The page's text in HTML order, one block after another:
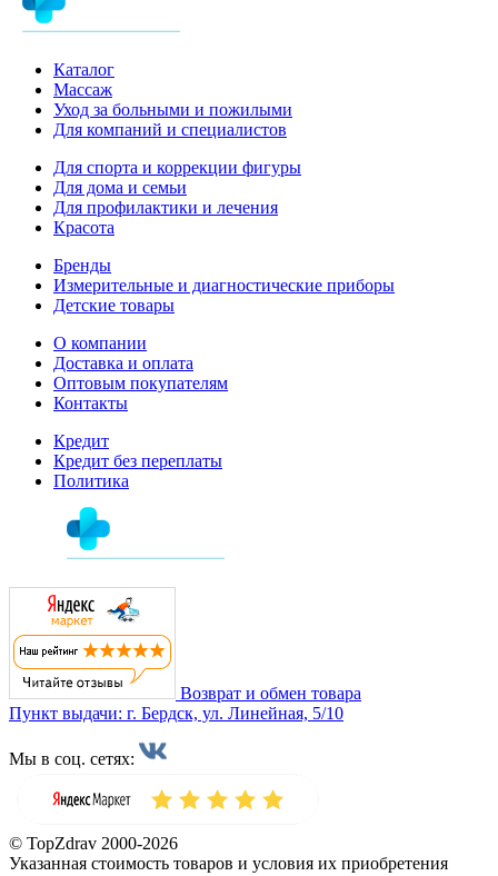
Каталог
Массаж
Уход за больными и пожилыми
Для компаний и специалистов
Для спорта и коррекции фигуры
Для дома и семьи
Для профилактики и лечения
Красота
Бренды
Измерительные и диагностические приборы
Детские товары
О компании
Доставка и оплата
Оптовым покупателям
Контакты
Кредит
Кредит без переплаты
Политика
Возврат и обмен товара
Пункт выдачи: г. Бердск, ул. Линейная, 5/10
Мы в соц. сетях:
© TopZdrav 2000-2026
Указанная стоимость товаров и условия их приобретения